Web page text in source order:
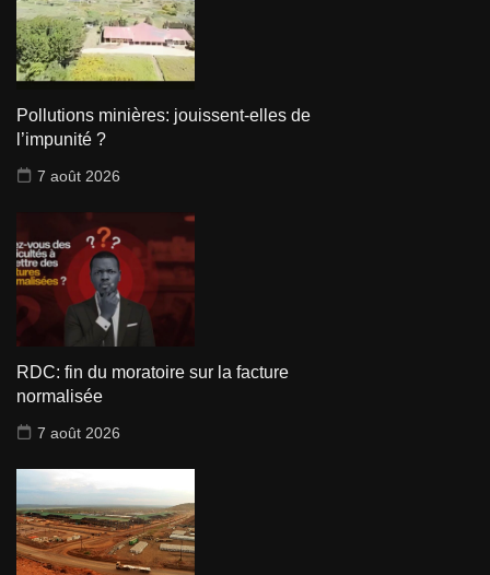
Pollutions minières: jouissent-elles de
l’impunité ?
7 août 2026
RDC: fin du moratoire sur la facture
normalisée
7 août 2026